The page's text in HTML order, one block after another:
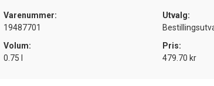
Varenummer:
19487701
Utvalg:
Volum:
0.75 l
Pris:
479.70 kr